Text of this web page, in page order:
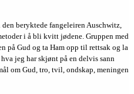
beryktede fangeleiren Auschwitz,
i å bli kvitt jødene. Gruppen med
på Gud og ta Ham opp til rettsak og la
jeg har skjønt på en delvis sann
om Gud, tro, tvil, ondskap, meningen